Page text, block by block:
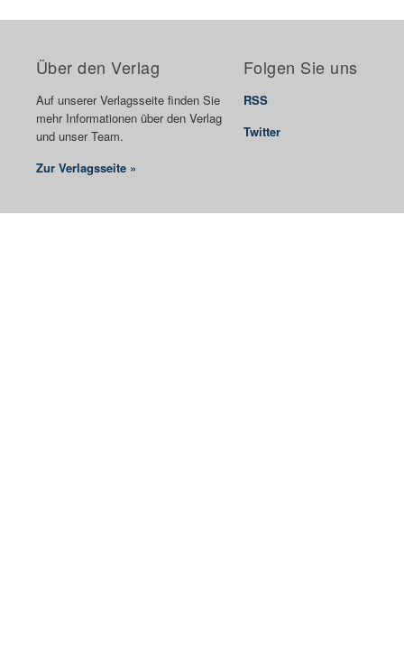
Über den Verlag
Auf unserer Verlagsseite finden Sie
mehr Informationen über den Verlag
und unser Team.
Zur Verlagsseite »
Folgen Sie uns
RSS
Twitter